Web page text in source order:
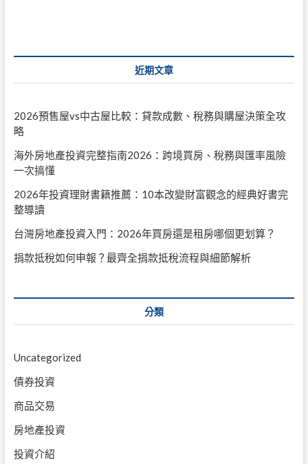
近期文章
2026預售屋vs中古屋比較：貸款成數、稅務與購屋決策全攻
略
海外房地產投資完整指南2026：跨境買房、稅務與匯率風險
一次搞懂
2026年投資理財書籍推薦：10本改變財富觀念的經典好書完
整導讀
台灣房地產投資入門：2026年買房還是租房哪個更划算？
捐款抵稅如何申報？最齊全捐款抵稅流程與細節解析
分類
Uncategorized
債券投資
商品交易
房地產投資
投資介紹